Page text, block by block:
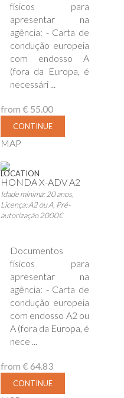
físicos para
apresentar na
agência: - Carta de
condução europeia
com endosso A
(fora da Europa, é
necessári ...
from € 55.00
CONTINUE
MAP
LOCATION
HONDA X-ADV A2
Idade mínima: 20 anos,
Licença: A2 ou A, Pré-
autorização 2000€
Documentos
físicos para
apresentar na
agência: - Carta de
condução europeia
com endosso A2 ou
A (fora da Europa, é
nece ...
from € 64.83
CONTINUE